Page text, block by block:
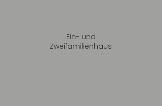
Ein- und
Zweifamilienhaus